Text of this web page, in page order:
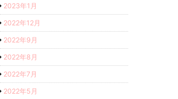
2023年1月
2022年12月
2022年9月
2022年8月
2022年7月
2022年5月